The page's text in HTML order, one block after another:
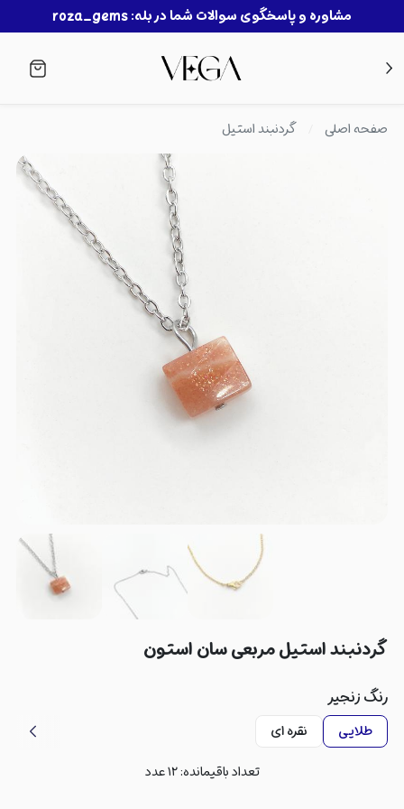
مشاوره و پاسخگوی سوالات شما در بله: roza_gems
صفحه اصلی گردنبند استیل
گردنبند استیل مربعی سان استون
رنگ زنجیر
طلایی
نقره ای
تعداد باقیمانده:۱۲عدد